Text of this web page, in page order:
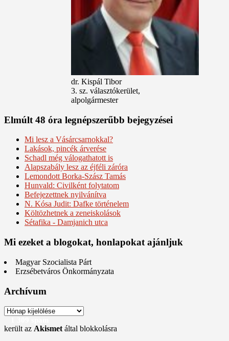
dr. Kispál Tibor
3. sz. választókerület,
alpolgármester
Elmúlt 48 óra legnépszerűbb bejegyzései
Mi lesz a Vásárcsarnokkal?
Lakások, pincék árverése
Schadl még válogathatott is
Alapszabály lesz az éjféli záróra
Lemondott Borka-Szász Tamás
Hunvald: Civilként folytatom
Befejezettnek nyilvánítva
N. Kósa Judit: Dafke történelem
Költözhetnek a zeneiskolások
Sétafika - Damjanich utca
Mi ezeket a blogokat, honlapokat ajánljuk
Magyar Szocialista Párt
Erzsébetváros Önkormányzata
Archívum
Archívum
került az Akismet által blokkolásra